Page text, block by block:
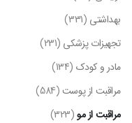
بهداشتی (331)
تجهیزات پزشکی (231)
مادر و کودک (134)
مراقبت از پوست(584)
مراقبت از مو(323)